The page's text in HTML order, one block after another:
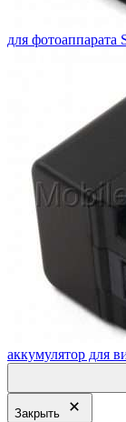
для фотоаппарата
аккумулятор для
Закрыть